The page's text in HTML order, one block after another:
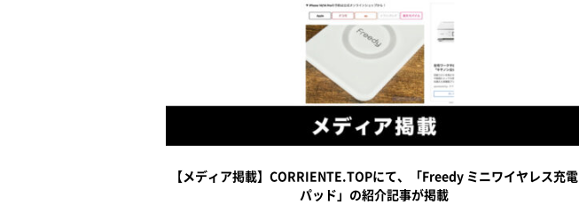
【メディア掲載】CORRIENTE.TOPにて、「Freedy ミニワイヤレス充電
パッド」の紹介記事が掲載